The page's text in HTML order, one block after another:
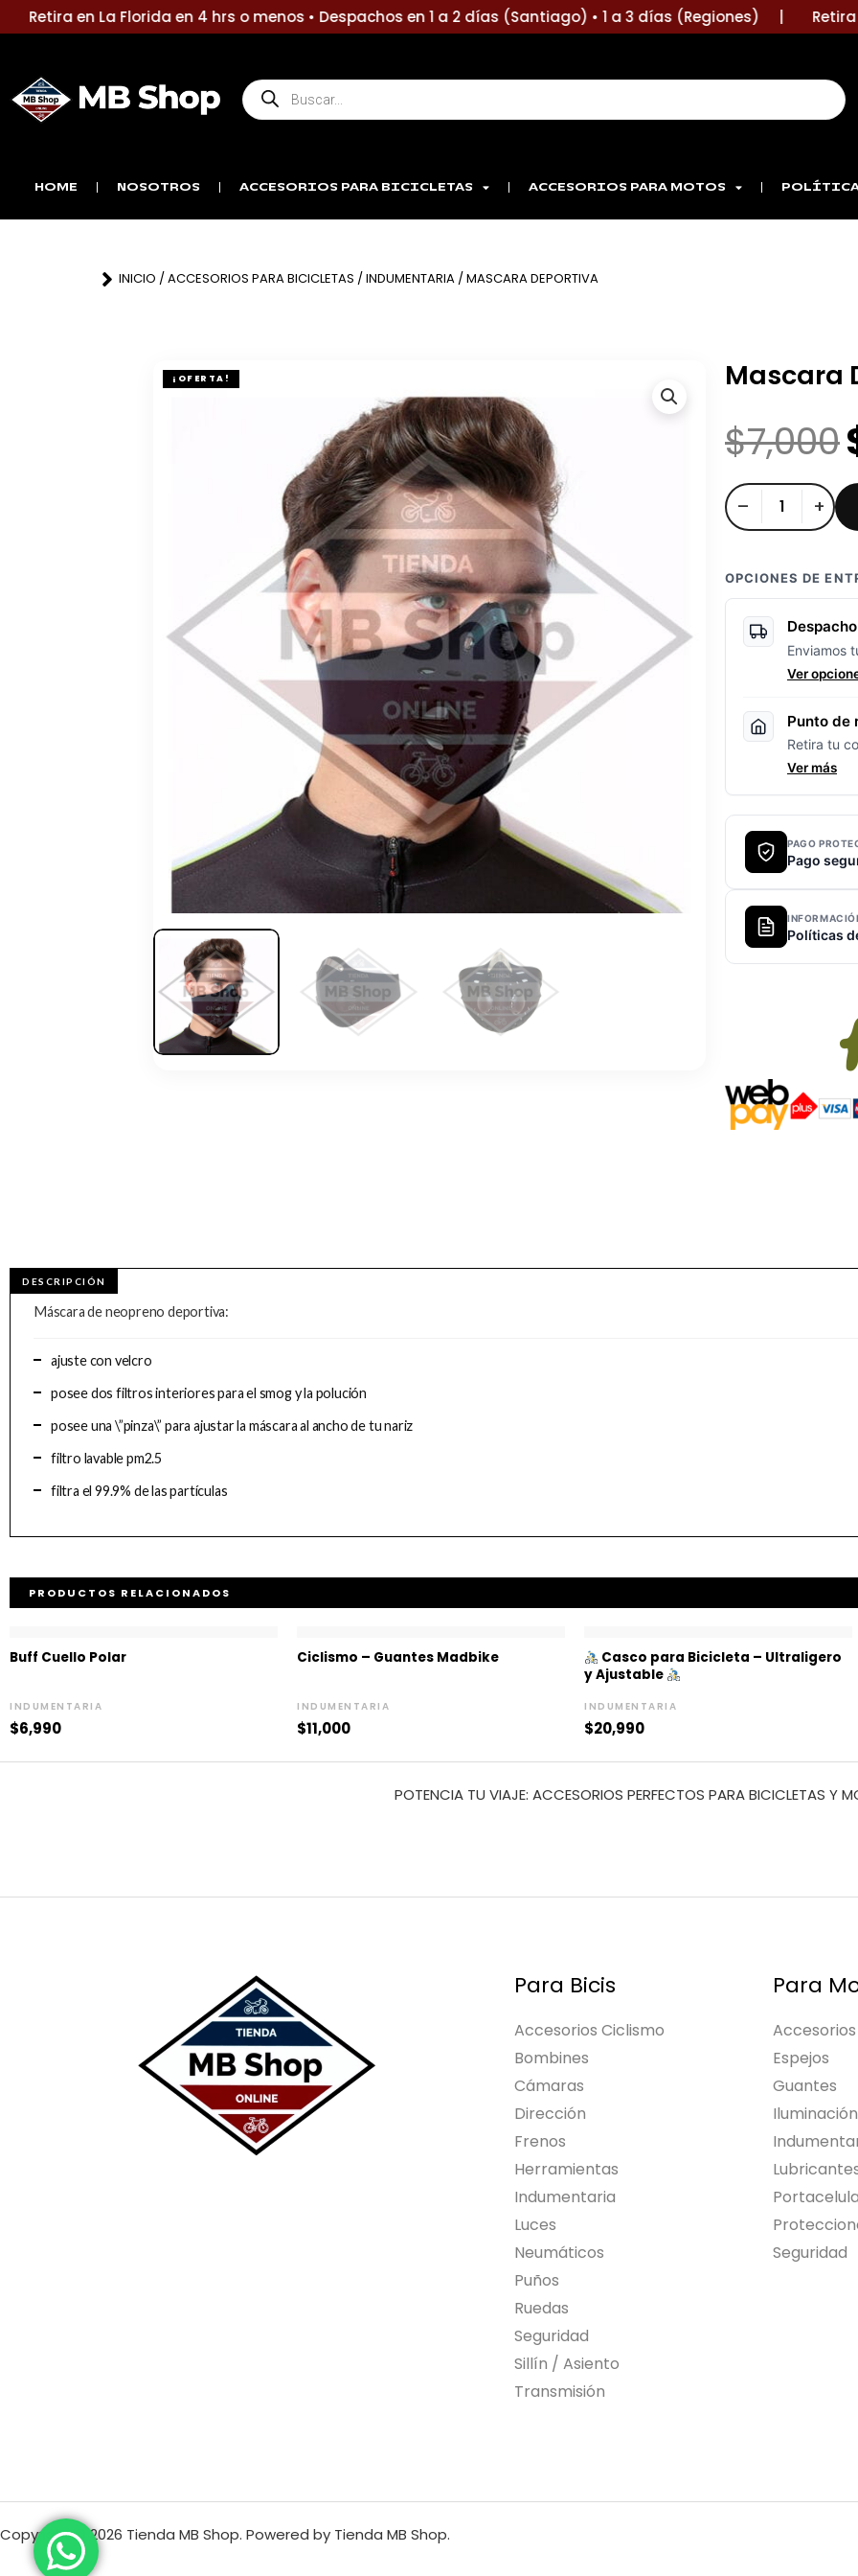
al
en La Florida en 4 hrs o menos • Despachos en 1 a 2 días (Santiago) • 1 a 3 días (Regiones) | Retira
Búsqueda
de
productos
HOME NOSOTROS ACCESORIOS PARA BICICLETAS ACCESORIOS PARA MOTOS
INICIO /ACCESORIOS PARA BICICLETAS /INDUMENTARIA / MASCARA DEPORTIVA
¡OFERTA! Mascara
$7,000
Mascara
Deportiva
– +
OPCIONES DE
Enviamos
Ver
Punto de
Retira tu
Ver más
PAGO
Pago
Políticas
Máscara de neopreno deportiva:
ajuste con velcro
posee dos filtros interiores para el smog y la polución
posee una \”pinza\” para ajustar la máscara al ancho de tu nariz
filtro lavable pm2.5
filtra el 99.9% de las partículas
PRODUCTOS RELACIONADOS
Buff Cuello Polar
INDUMENTARIA
$6,990
Ciclismo – Guantes Madbike
INDUMENTARIA
$11,000
Casco para Bicicleta – Ultraligero
y Ajustable
INDUMENTARIA
$20,990
POTENCIA TU VIAJE: ACCESORIOS PERFECTOS PARA BICICLETAS Y
Para Bicis
Accesorios Ciclismo
Bombines
Cámaras
Dirección
Frenos
Herramientas
Indumentaria
Luces
Neumáticos
Puños
Ruedas
Seguridad
Sillín / Asiento
Transmisión
Para
Espejos
Guantes
Iluminación
Seguridad
Copyright © 2026 Tienda MB Shop. Powered by Tienda MB Shop.